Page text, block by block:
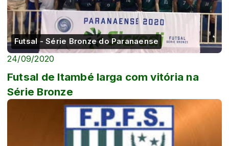
Futsal - Série Bronze do Paranaense
24/09/2020
Futsal de Itambé larga com vitória na
Série Bronze